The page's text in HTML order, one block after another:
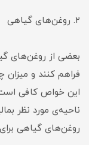
۲. روغن‌های گیاهی
بعضی از روغن‌های
فراهم کنند و
ناحیه‌ی مورد نظر
روغن‌های گیاهی